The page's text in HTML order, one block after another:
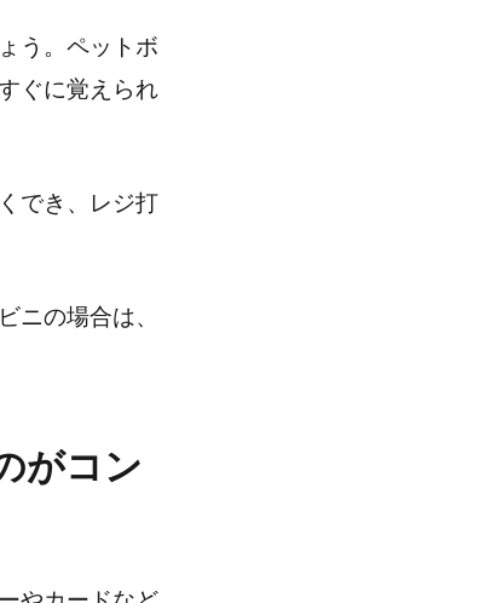
う。ペットボ
ぐに覚えられ
でき、レジ打
ニの場合は、
がコン